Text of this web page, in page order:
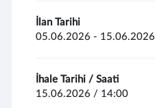
İlan Tarihi
05.06.2026 - 15.06.2026
İhale Tarihi / Saati
15.06.2026 / 14:00